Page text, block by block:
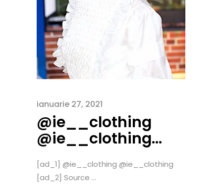
ianuarie 27, 2021
@ie__clothing
@ie__clothing…
[ad_1] @ie__clothing @ie__clothing
[ad_2] Source ...